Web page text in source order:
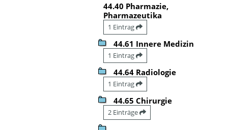
44.40 Pharmazie,
Pharmazeutika
1 Eintrag
44.61 Innere Medizin
1 Eintrag
44.64 Radiologie
1 Eintrag
44.65 Chirurgie
2 Einträge